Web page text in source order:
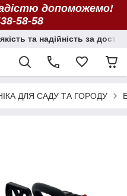
допоможемо!
58-58
та надійність за
ДЛЯ САДУ ТА ГОРОДУ